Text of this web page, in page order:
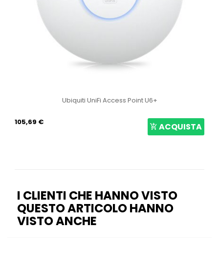
Ubiquiti UniFi Access Point U6+
105,69 € ACQUISTA
I CLIENTI CHE HANNO VISTO
QUESTO ARTICOLO HANNO
VISTO ANCHE